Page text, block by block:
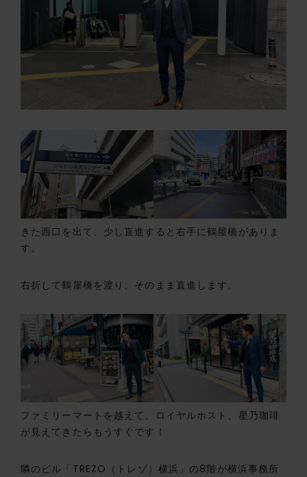
きた西口を出て、少し直進すると右手に鶴屋橋がありま
す。
右折して鶴屋橋を渡り、そのまま直進します。
ファミリーマートを越えて、ロイヤルホスト、星乃珈琲
が見えてきたらもうすぐです！
隣のビル「TREZO（トレゾ）横浜」の8階が横浜事務所